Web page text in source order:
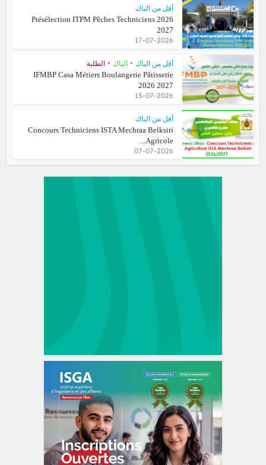
أقل من الباك
Présélection ITPM Pêches Techniciens 2026
2027
17-07-2026
أقل من الباك • الباك • الطلبة
IFMBP Casa Métiers Boulangerie Pâtisserie
2026 2027
15-07-2026
أقل من الباك
Concours Techniciens ISTA Mechraa Belksiri
Agricole...
07-07-2026